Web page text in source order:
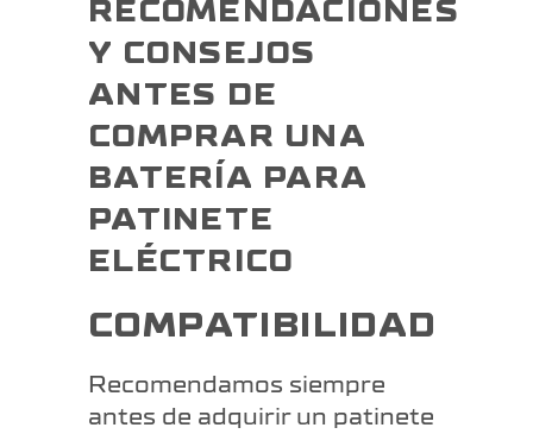
RECOMENDACIONES
Y CONSEJOS
ANTES DE
COMPRAR UNA
BATERÍA PARA
PATINETE
ELÉCTRICO
COMPATIBILIDAD
Recomendamos siempre
antes de adquirir un patinete